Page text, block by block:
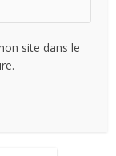
site dans le